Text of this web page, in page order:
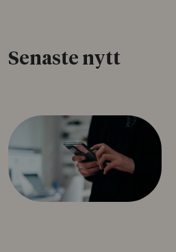
Senaste nytt